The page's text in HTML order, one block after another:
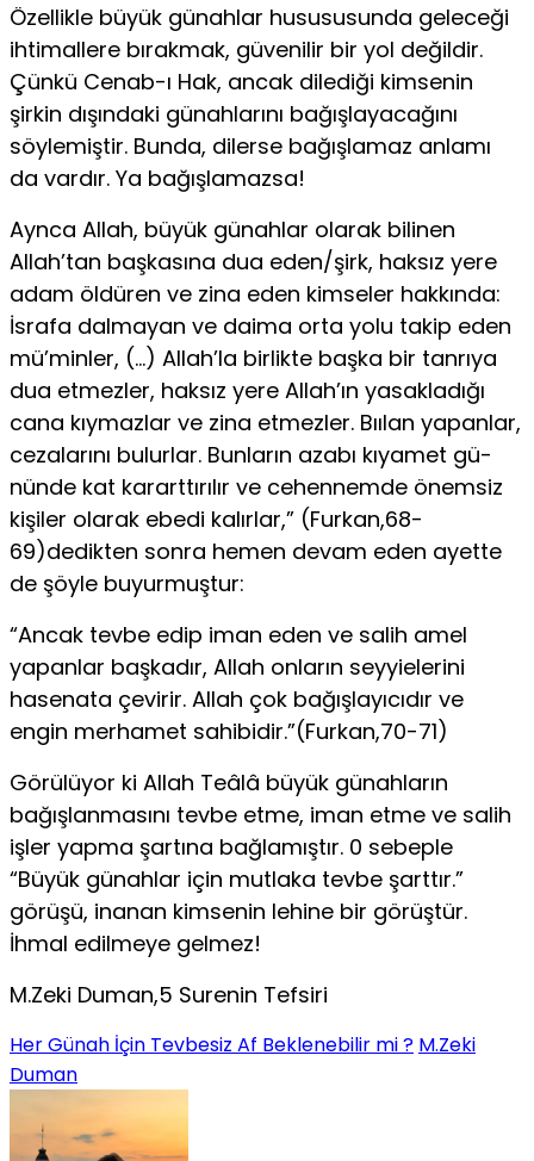
Özellikle büyük günahlar husususunda geleceği
ihtimallere bı­rakmak, güvenilir bir yol değildir.
Çünkü Cenab-ı Hak, ancak dile­diği kimsenin
şirkin dışındaki günahlarını bağışlayacağını
söyle­miştir. Bunda, dilerse bağışlamaz anlamı
da vardır. Ya bağışlamaz­sa!
Aynca Allah, büyük günahlar olarak bilinen
Allah’tan başkası­na dua eden/şirk, haksız yere
adam öldüren ve zina eden kimseler hakkında:
İsrafa dalmayan ve daima orta yolu takip eden
mü’minler, (…) Allah’la birlikte başka bir tanrıya
dua etmezler, haksız yere Allah’ın yasakladığı
cana kıymazlar ve zina etmezler. Bıılan yapanlar,
cezalarını bulurlar. Bunların azabı kıyamet gü­
nünde kat kararttırılır ve cehennemde önemsiz
kişiler olarak ebedi kalırlar,” (Furkan,68-
69)dedikten sonra hemen devam eden ayette
de şöyle buyurmuştur:
“Ancak tevbe edip iman eden ve salih amel
yapanlar başkadır, Allah onların seyyielerini
hasenata çevirir. Allah çok bağışlayıcıdır ve
engin merhamet sahibidir.”(Furkan,70-71)
Görülüyor ki Allah Teâlâ büyük günahların
bağışlanmasını tevbe etme, iman etme ve salih
işler yapma şartına bağlamıştır. 0 sebeple
“Büyük günahlar için mutlaka tevbe şarttır.”
görüşü, ina­nan kimsenin lehine bir görüştür.
İhmal edilmeye gelmez!
M.Zeki Duman,5 Surenin Tefsiri
Her Günah İçin Tevbesiz Af Beklenebilir mi ? M.Zeki
Duman